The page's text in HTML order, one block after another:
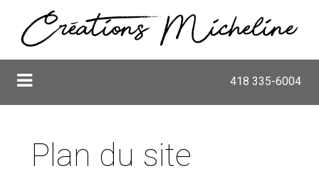
418 335-6004
Plan du site